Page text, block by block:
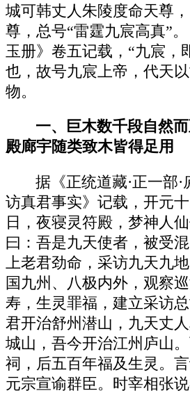
城可韩丈人朱陵度命天尊
尊，总号“雷霆九宸高真”
玉册》卷五记载，“九宸，
也，故号九宸上帝，代天
物。
一、巨木数千段自然
殿廊宇随类致木皆得足用
据《正统道藏·正一部
访真君事实》记载，开元
日，夜寝灵符殿，梦神人
曰：吾是九天使者，被受
上老君劲命，采访九天九
国九州、八极内外，观察
寿，生灵罪福，建立采访
君开治舒州潜山，九天丈
城山，吾今开治江州庐山
祠，后五百年福及生灵。
元宗宣谕群臣。时宰相张